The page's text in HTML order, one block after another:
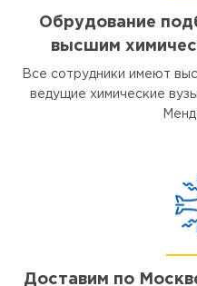
Обрудование
высшим
Все сотрудники имеют
ведущие химические
Доставим по